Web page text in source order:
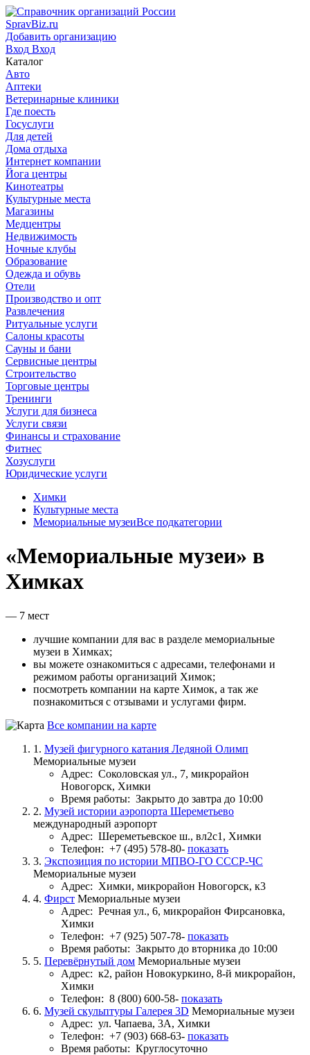
SpravBiz.ru
Добавить организацию
Вход Вход
Каталог
Авто
Аптеки
Ветеринарные клиники
Где поесть
Госуслуги
Для детей
Дома отдыха
Интернет компании
Йога центры
Кинотеатры
Культурные места
Магазины
Медцентры
Недвижимость
Ночные клубы
Образование
Одежда и обувь
Отели
Производство и опт
Развлечения
Ритуальные услуги
Салоны красоты
Сауны и бани
Сервисные центры
Строительство
Торговые центры
Тренинги
Услуги для бизнеса
Услуги связи
Финансы и страхование
Фитнес
Хозуслуги
Юридические услуги
Химки
Культурные места
Мемориальные музеиВсе подкатегории
«Мемориальные музеи» в
Химках
— 7 мест
лучшие компании для вас в разделе мемориальные
музеи в Химках;
вы можете ознакомиться с адресами, телефонами и
режимом работы организаций Химок;
посмотреть компании на карте Химок, а так же
познакомиться с отзывами и услугами фирм.
Все компании на карте
1. Музей фигурного катания Ледяной Олимп
Мемориальные музеи
Адрес: Соколовская ул., 7, микрорайон
Новогорск, Химки
Время работы: Закрыто до завтра до 10:00
2. Музей истории аэропорта Шереметьево
международный аэропорт
Адрес: Шереметьевское ш., вл2с1, Химки
Телефон: +7 (495) 578-80- показать
3. Экспозиция по истории МПВО-ГО СССР-ЧС
Мемориальные музеи
Адрес: Химки, микрорайон Новогорск, к3
4. Фирст Мемориальные музеи
Адрес: Речная ул., 6, микрорайон Фирсановка,
Химки
Телефон: +7 (925) 507-78- показать
Время работы: Закрыто до вторника до 10:00
5. Перевёрнутый дом Мемориальные музеи
Адрес: к2, район Новокуркино, 8-й микрорайон,
Химки
Телефон: 8 (800) 600-58- показать
6. Музей скульптуры Галерея 3D Мемориальные музеи
Адрес: ул. Чапаева, 3А, Химки
Телефон: +7 (903) 668-63- показать
Время работы: Круглосуточно